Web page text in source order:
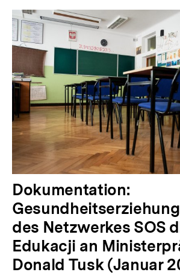
Dokumentation:
des Netzwerkes SOS
Edukacji an
Donald Tusk (Januar